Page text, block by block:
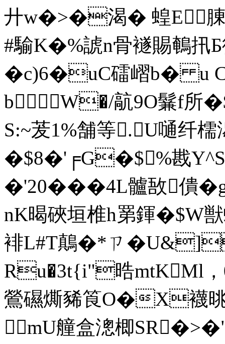
廾w�>�渴� 蝗E
#騟K�%諕n骨襚賜鵪扟
�c)6�uC礌嶍b� u
bW�/髚9O鬑f所
S:~茇1%舗等.U嗵纤
�$8�'╒G�$%戡
�'20���4L髗敔僓
nK暍硤垣椎h罤鍕
裶L#T鷏�*ㄗ
Ru�3t{i"晧mtKMl，0
鶯礘燍豨筤O�X襪
mU艟盒漗楖